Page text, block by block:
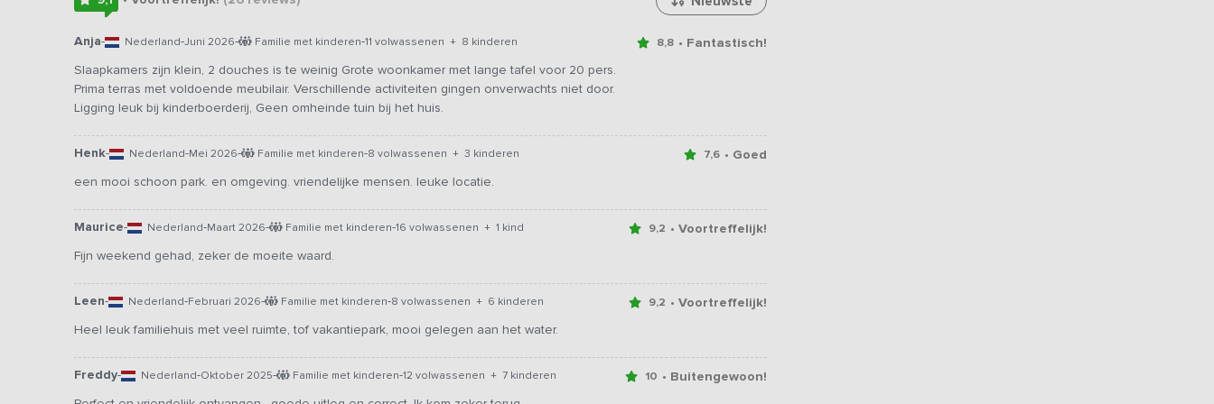
Anja- Nederland-Juni 2026- Familie met kinderen-11 volwassenen + 8 kinderen 8,8 • Fantastisch!
Slaapkamers zijn klein, 2 douches is te weinig Grote woonkamer met lange tafel voor 20 pers.
Prima terras met voldoende meubilair. Verschillende activiteiten gingen onverwachts niet door.
Ligging leuk bij kinderboerderij, Geen omheinde tuin bij het huis.
Henk- Nederland-Mei 2026- Familie met kinderen-8 volwassenen + 3 kinderen 7,6 • Goed
een mooi schoon park. en omgeving. vriendelijke mensen. leuke locatie.
Maurice- Nederland-Maart 2026- Familie met kinderen-16 volwassenen + 1 kind 9,2 • Voortreffelijk!
Fijn weekend gehad, zeker de moeite waard.
Leen- Nederland-Februari 2026- Familie met kinderen-8 volwassenen + 6 kinderen 9,2 • Voortreffelijk!
Heel leuk familiehuis met veel ruimte, tof vakantiepark, mooi gelegen aan het water.
Freddy- Nederland-Oktober 2025- Familie met kinderen-12 volwassenen + 7 kinderen 10 • Buitengewoon!